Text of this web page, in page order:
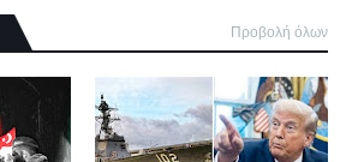
Προβολή όλων